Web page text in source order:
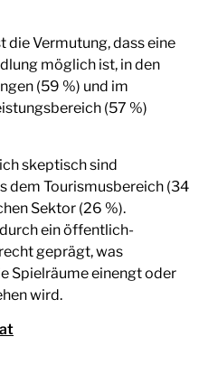
die Vermutung, dass eine
möglich ist, in den
(59 %) und im
(57 %)
skeptisch sind
dem Tourismusbereich (34
Sektor (26 %).
ein öffentlich-
geprägt, was
Spielräume einengt oder
wird.